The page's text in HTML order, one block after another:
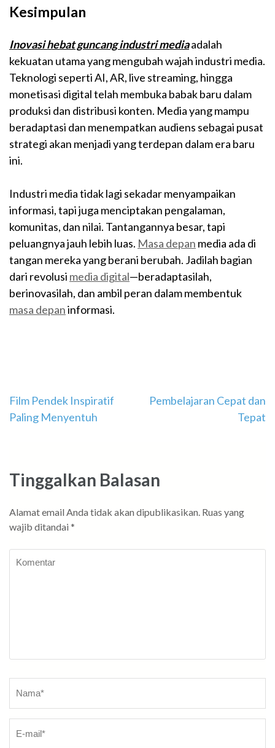
Kesimpulan
Inovasi hebat guncang industri mediaadalah
kekuatan utama yang mengubah wajah industri media.
Teknologi seperti AI, AR, live streaming, hingga
monetisasi digital telah membuka babak baru dalam
produksi dan distribusi konten. Media yang mampu
beradaptasi dan menempatkan audiens sebagai pusat
strategi akan menjadi yang terdepan dalam era baru
ini.
Industri media tidak lagi sekadar menyampaikan
informasi, tapi juga menciptakan pengalaman,
komunitas, dan nilai. Tantangannya besar, tapi
peluangnya jauh lebih luas. Masa depan media ada di
tangan mereka yang berani berubah. Jadilah bagian
dari revolusi media digital—beradaptasilah,
berinovasilah, dan ambil peran dalam membentuk
masa depaninformasi.
Navigasi
pos
Film Pendek Inspiratif
Paling Menyentuh
Pembelajaran Cepat dan
Tepat
Tinggalkan Balasan
Alamat email Anda tidak akan dipublikasikan. Ruas yang
wajib ditandai *